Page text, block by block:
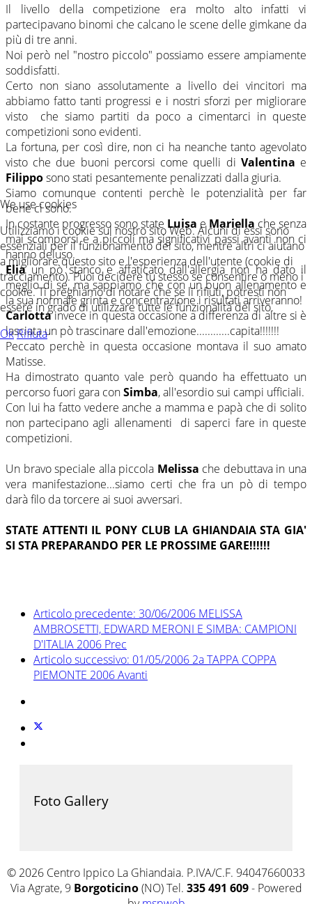
Il livello della competizione era molto alto infatti vi
partecipavano binomi che calcano le scene delle gimkane da
più di tre anni.
Noi però nel "nostro piccolo" possiamo essere ampiamente
soddisfatti.
Certo non siano assolutamente a livello dei vincitori ma
abbiamo fatto tanti progressi e i nostri sforzi per migliorare
visto che siamo partiti da poco a cimentarci in queste
competizioni sono evidenti.
La fortuna, per così dire, non ci ha neanche tanto agevolato
visto che due buoni percorsi come quelli di Valentina e
Filipposono stati pesantemente penalizzati dalla giuria.
Siamo comunque contenti perchè le potenzialità per far
bene ci sono.
In costante progresso sono state Luisa eMariella che senza
mai scomporsi e a piccoli ma significativi passi avanti non ci
hanno deluso.
Eliaun pò stanco e affaticato dall'allergia non ha dato il
meglio di se, ma sappiamo che con un buon allenamento e
la sua normale grinta e concentrazione i risultati arriveranno!
Carlottainvece in questa occasione a differenza di altre si è
lasciata un pò trascinare dall'emozione............capita!!!!!!!
Peccato perchè in questa occasione montava il suo amato
Matisse.
Ha dimostrato quanto vale però quando ha effettuato un
percorso fuori gara conSimba, all'esordio sui campi ufficiali.
Con lui ha fatto vedere anche a mamma e papà che di solito
non partecipano agli allenamenti di saperci fare in queste
competizioni.
Un bravo speciale alla piccola Melissa che debuttava in una
vera manifestazione...siamo certi che fra un pò di tempo
darà filo da torcere ai suoi avversari.
STATE ATTENTI IL PONY CLUB LA GHIANDAIA STA GIA'
SI STA PREPARANDO PER LE PROSSIME GARE!!!!!!
Articolo precedente: 30/06/2006 MELISSA
AMBROSETTI, EDWARD MERONI E SIMBA: CAMPIONI
D'ITALIA 2006 Prec
Articolo successivo: 01/05/2006 2a TAPPA COPPA
PIEMONTE 2006Avanti
Foto Gallery
© 2026 Centro Ippico La Ghiandaia. P.IVA/C.F. 94047660033
Via Agrate, 9 Borgoticino(NO) Tel. 335 491 609- Powered
We use cookies
Utilizziamo i cookie sul nostro sito Web. Alcuni di essi sono
essenziali per il funzionamento del sito, mentre altri ci aiutano
a migliorare questo sito e l'esperienza dell'utente (cookie di
tracciamento). Puoi decidere tu stesso se consentire o meno i
cookie. Ti preghiamo di notare che se li rifiuti, potresti non
essere in grado di utilizzare tutte le funzionalità del sito.
OkRifiuta